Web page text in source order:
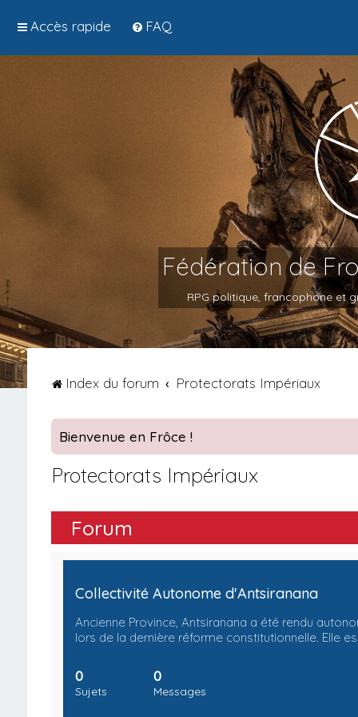
Accès rapide FAQ
Fédération de
RPG politique, francophone et
Index du forum Protectorats Impériaux
Bienvenue en Frôce !
Protectorats Impériaux
Forum
Collectivité Autonome d'Antsiranana
Ancienne Province, Antsiranana a été rendu
lors de la dernière réforme constitutionnelle. Elle
0
Sujets
0
Messages